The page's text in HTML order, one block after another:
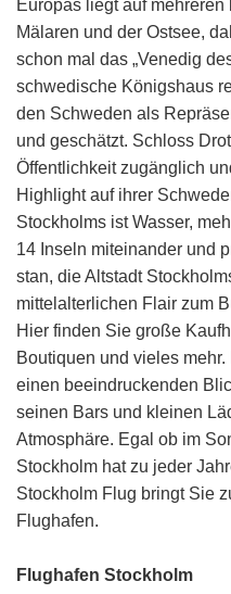
Europas liegt auf
Mälaren und der Ostsee,
schon mal das „Venedig
schwedische Königshaus
den Schweden als
und geschätzt. Schloss
Öffentlichkeit zugänglich
Highlight auf ihrer
Stockholms ist Wasser,
14 Inseln miteinander und
stan, die Altstadt
mittelalterlichen Flair zum
Hier finden Sie große
Boutiquen und vieles
einen beeindruckenden
seinen Bars und kleinen
Atmosphäre. Egal ob im
Stockholm hat zu jeder
Stockholm Flug bringt Sie
Flughafen.
Flughafen Stockholm